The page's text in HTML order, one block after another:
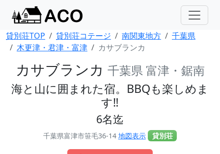
貸別荘TOP 貸別荘コテージ 南関東地方
千葉県
木更津・君津・富津
カサブランカ
カサブランカ 千葉県 富津・鋸南
海と山に囲まれた宿。BBQも楽しめま
す‼
6名迄
千葉県富津市笹毛36-14 地図表示 貸別荘